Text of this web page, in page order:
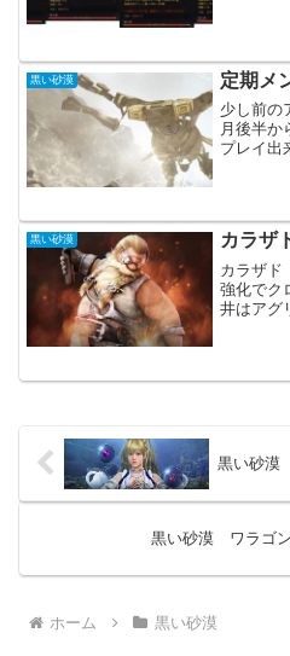
波のブラ
黒い砂漠 定期メ
少し前の
月後半か
プレイ出
にLNの
黒い砂漠 カラザ
カラザ
強化でク
井はアグ
使用して
黒い砂漠
黒い砂漠 ワラゴ
ホーム 黒い砂漠